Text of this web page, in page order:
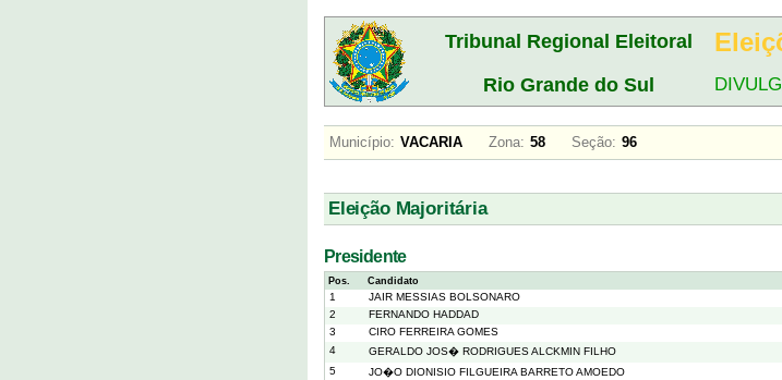
Tribunal Regional Eleitoral
Rio Grande do Sul
Município: VACARIA Zona: 58 Seção: 96
Eleição Majoritária
Presidente
Pos. Candidato
1 JAIR MESSIAS BOLSONARO
2
FERNANDO HADDAD
3
CIRO FERREIRA GOMES
4
GERALDO JOS� RODRIGUES ALCKMIN FILHO
5
JO�O DIONISIO FILGUEIRA BARRETO AMOEDO